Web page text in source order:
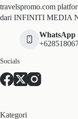
travelspromo.com
dari INFINITI MEDIA
WhatsApp
Socials
Kategori